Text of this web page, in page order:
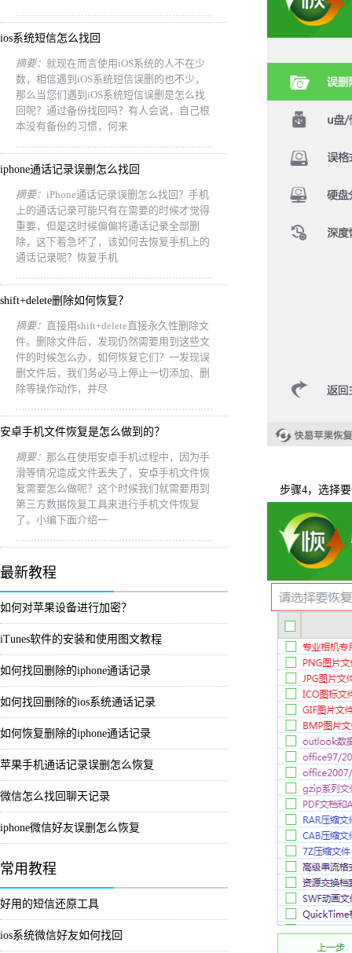
ios系统短信怎么找回
摘要： 就现在而言使用iOS系统的人不在少
数，相信遇到iOS系统短信误删的也不少，
那么当您们遇到iOS系统短信误删是怎么找
回呢？通过备份找回吗？有人会说，自己根
本没有备份的习惯，何来
iphone通话记录误删怎么找回
摘要： iPhone通话记录误删怎么找回？手机
上的通话记录可能只有在需要的时候才觉得
重要，但是这时候偏偏将通话记录全部删
除，这下着急坏了，该如何去恢复手机上的
通话记录呢？恢复手机
shift+delete删除如何恢复？
摘要： 直接用shift+delete直接永久性删除文
件。删除文件后，发现仍然需要用到这些文
件的时候怎么办，如何恢复它们？一发现误
删文件后，我们务必马上停止一切添加、删
除等操作动作，并尽
安卓手机文件恢复是怎么做到的？
摘要： 那么在使用安卓手机过程中，因为手
滑等情况造成文件丢失了，安卓手机文件恢
复需要怎么做呢？这个时候我们就需要用到
第三方数据恢复工具来进行手机文件恢复
了。小编下面介绍一
最新教程
如何对苹果设备进行加密？
iTunes软件的安装和使用图文教程
如何找回删除的iphone通话记录
如何找回删除的ios系统通话记录
如何恢复删除的iphone通话记录
苹果手机通话记录误删怎么恢复
微信怎么找回聊天记录
iphone微信好友误删怎么恢复
常用教程
好用的短信还原工具
ios系统微信好友如何找回
步骤4，选择